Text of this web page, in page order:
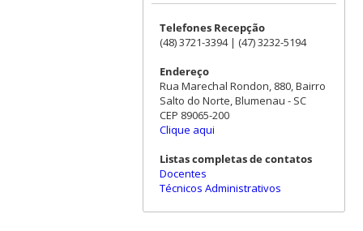
Telefones Recepção
(48) 3721-3394 | (47) 3232-5194
Endereço
Rua Marechal Rondon, 880, Bairro
Salto do Norte, Blumenau - SC
CEP 89065-200
Clique aqui
Listas completas de contatos
Docentes
Técnicos Administrativos